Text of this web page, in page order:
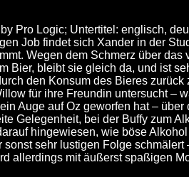
Pro Logic; Untertitel: englisch,
Job findet sich Xander in der
Wegen dem Schmerz über
Bier, bleibt sie gleich da, und ist
den Konsum des Bieres
für ihre Freundin untersucht –
Auge auf Oz geworfen hat – über
Gelegenheit, bei der Buffy zum
hingewiesen, wie böse
sehr lustigen Folge
allerdings mit äußerst spaßigen